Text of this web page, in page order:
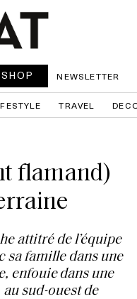
SHOP NEWSLETTER
TRAVEL
flamand)
attitré de l’équipe
sa famille dans une
enfouie dans une
sud-ouest de